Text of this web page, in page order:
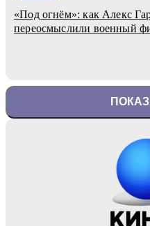
«Под огнём»: как Алекс
переосмыслили военный